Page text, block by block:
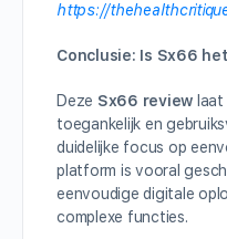
https://
Conclusie: Is Sx66
Deze Sx66 review
toegankelijk en
duidelijke focus op
platform is vooral
eenvoudige digitale
complexe functies.